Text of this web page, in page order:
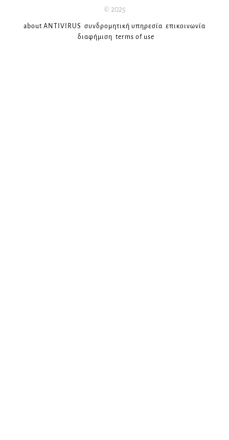
© 2025
about ANTIVIRUS συνδρομητική υπηρεσία επικοινωνία
διαφήμιση terms of use